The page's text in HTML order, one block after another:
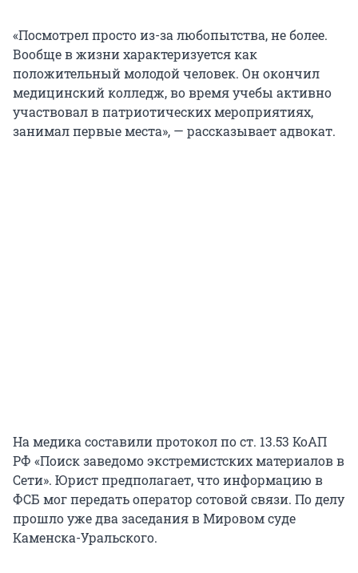
«Посмотрел просто из-за любопытства, не более.
Вообще в жизни характеризуется как
положительный молодой человек. Он окончил
медицинский колледж, во время учебы активно
участвовал в патриотических мероприятиях,
занимал первые места», — рассказывает адвокат.
На медика составили протокол по ст. 13.53 КоАП
РФ «Поиск заведомо экстремистских материалов в
Сети». Юрист предполагает, что информацию в
ФСБ мог передать оператор сотовой связи. По делу
прошло уже два заседания в Мировом суде
Каменска-Уральского.